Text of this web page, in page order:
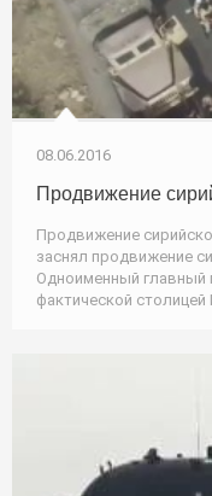
08.06.2016
Продвижение
Продвижение
заснял продвижение
Одноименный главный
фактической